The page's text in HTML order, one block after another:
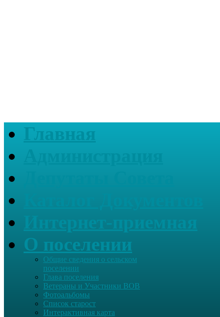
Главная
О поселении
Общие сведения о сельском
поселении
Глава поселения
Ветераны и Участники ВОВ
Фотоальбомы
Список старост
Интерактивная карта